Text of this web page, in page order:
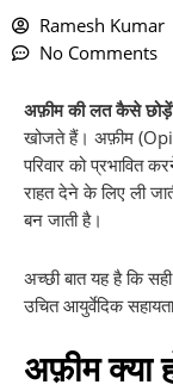
Ramesh Kumar
No Comments
अफ़ीम की लत कैसे
खोजते हैं। अफ़ीम
परिवार को
राहत देने के लिए ली
बन जाती है।
अच्छी बात यह है कि
उचित आयुर्वेदिक
अफ़ीम क्या